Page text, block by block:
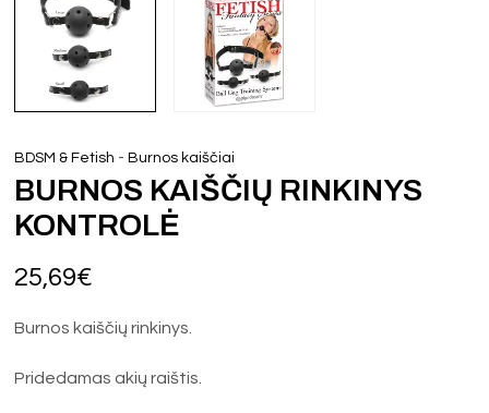
BDSM & Fetish -Burnos kaiščiai
BURNOS KAIŠČIŲ RINKINYS
KONTROLĖ
25,69€
Burnos kaiščių rinkinys.
Pridedamas akių raištis.